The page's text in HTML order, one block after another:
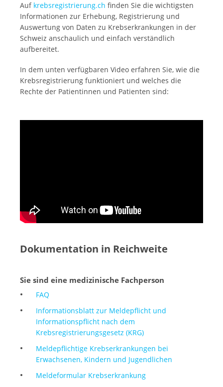
Auf krebsregistrierung.ch finden Sie die wichtigsten
Informationen zur Erhebung, Registrierung und
Auswertung von Daten zu Krebserkrankungen in der
Schweiz anschaulich und einfach verständlich
aufbereitet.
In dem unten verfügbaren Video erfahren Sie, wie die
Krebsregistrierung funktioniert und welches die
Rechte der Patientinnen und Patienten sind:
Dokumentation in Reichweite
Sie sind eine medizinische Fachperson
FAQ
Informationsblatt zur Meldepflicht und
Informationspflicht nach dem
Krebsregistrierungsgesetz (KRG)
Meldepflichtige Krebserkrankungen bei
Erwachsenen, Kindern und Jugendlichen
Meldeformular Krebserkrankung